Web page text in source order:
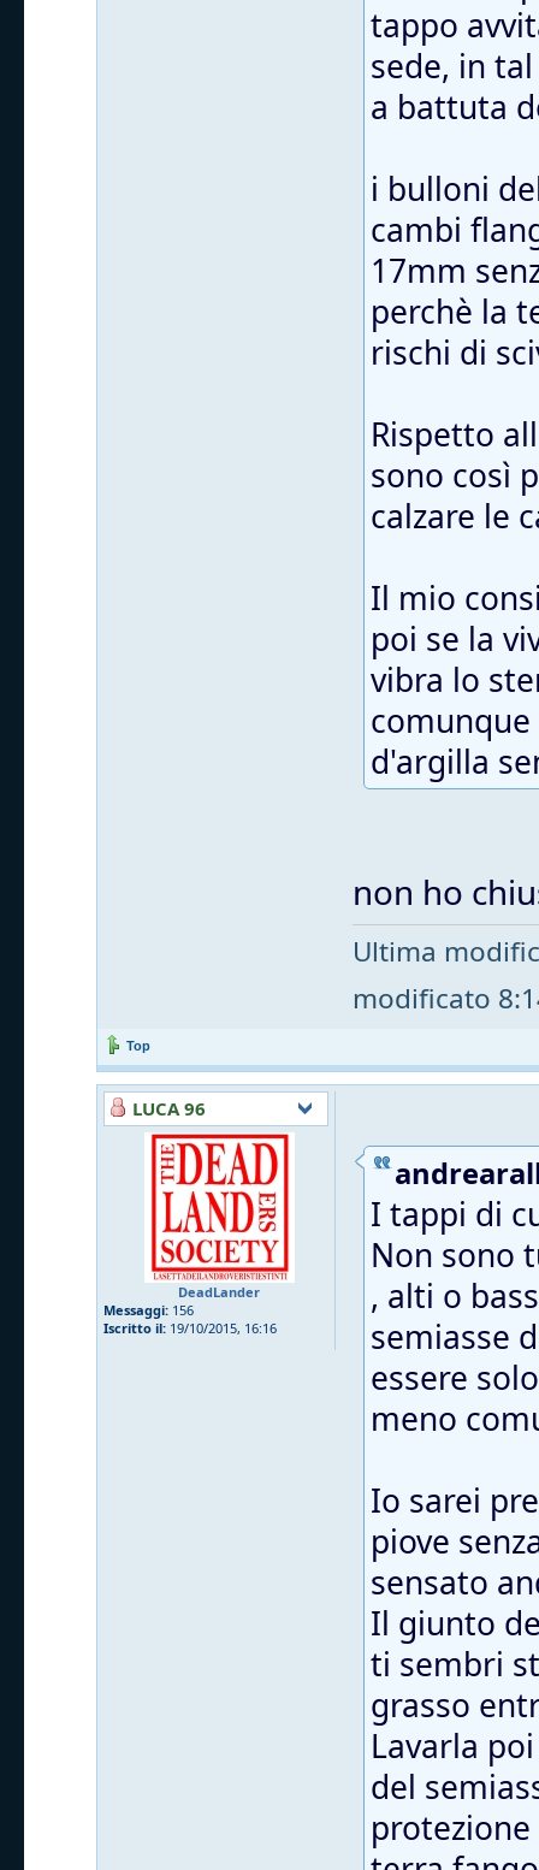
tappo
sede, in
a battuta
i bulloni
cambi
17mm
perchè la
rischi di
Rispetto
sono così
calzare le
Il mio
poi se la
vibra lo
d'argilla
non ho
Ultima
modificato
Top
LUCA 96
DeadLander
Messaggi: 156
Iscritto il: 19/10/2015, 16:16
I tappi di
Non sono
, alti o
semiasse
essere
meno
Io sarei
piove
sensato
Il giunto
ti sembri
grasso
Lavarla
del